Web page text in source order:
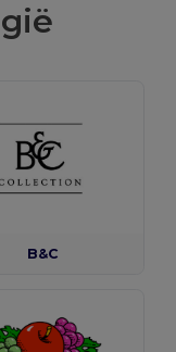
B&C